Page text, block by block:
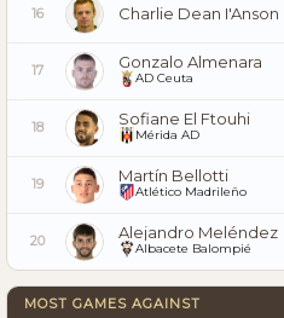
16 Charlie Dean I'Anson
17 Gonzalo Almenara
AD Ceuta
18 Sofiane El Ftouhi
Mérida AD
19 Martín Bellotti
Atlético Madrileño
20 Alejandro Meléndez
Albacete Balompié
MOST GAMES AGAINST